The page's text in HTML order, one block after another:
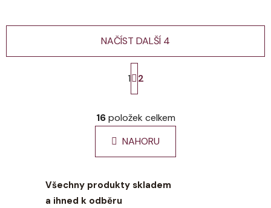
O
v
l
á
í
NAČÍST DALŠÍ 4
S
t
r
á
k
o
v
á
1 2
16položek celkem
NAHORU
Všechny produkty skladem
a ihned k odběru